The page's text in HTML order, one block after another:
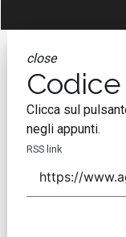
close
Codice
Clicca sul
negli appunti.
RSS link